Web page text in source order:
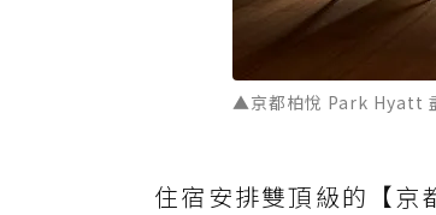
▲京都柏悅 Park Hyatt
住宿安排雙頂級的【京